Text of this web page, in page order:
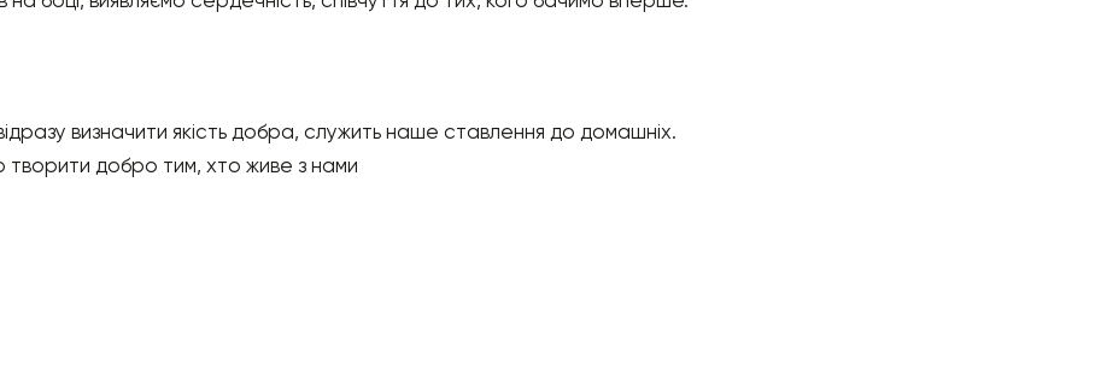
визначити якість добра, служить наше ставлення до домашніх.
творити добро тим, хто живе з нами